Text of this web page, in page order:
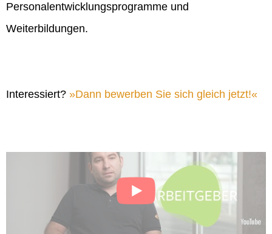
Personalentwicklungsprogramme und
Weiterbildungen.
Interessiert? Dann bewerben Sie sich gleich jetzt!